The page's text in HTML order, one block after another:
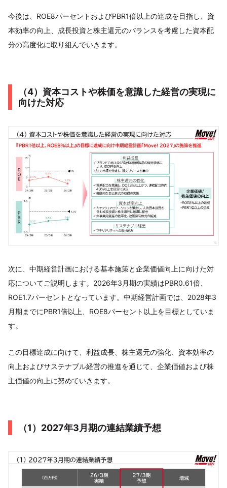
今後は、ROE8パーセントおよびPBR1倍以上の達成を目指し、資
本効率の向上、成長投資と株主還元のバランスを考慮した資本配
分の高度化に取り組んでいきます。
（4）資本コストや株価を意識した経営の実現に
向けた対応
次に、中期経営計画における基本施策と企業価値向上に向けた対
応についてご説明します。2026年3月期の実績はPBR0.61倍、
ROE1.7パーセントとなっています。中期経営計画では、2028年3
月期までにPBR1倍以上、ROE8パーセント以上を目標としていま
す。
この目標達成に向けて、利益成長、株主還元の強化、資本効率の
向上およびサステナブル経営の推進を通じて、企業価値および株
主価値の向上に努めていきます。
（1）2027年3月期の連結業績予想